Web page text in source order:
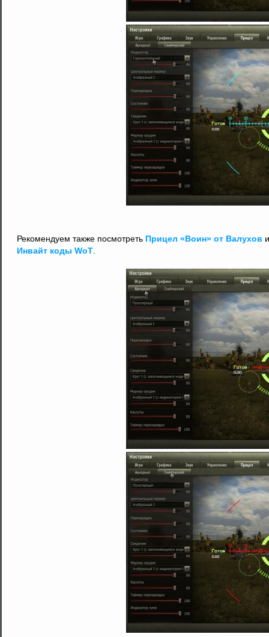
Рекомендуем также посмотреть Прицел «Воин» от Валухов
Инвайт коды WoT